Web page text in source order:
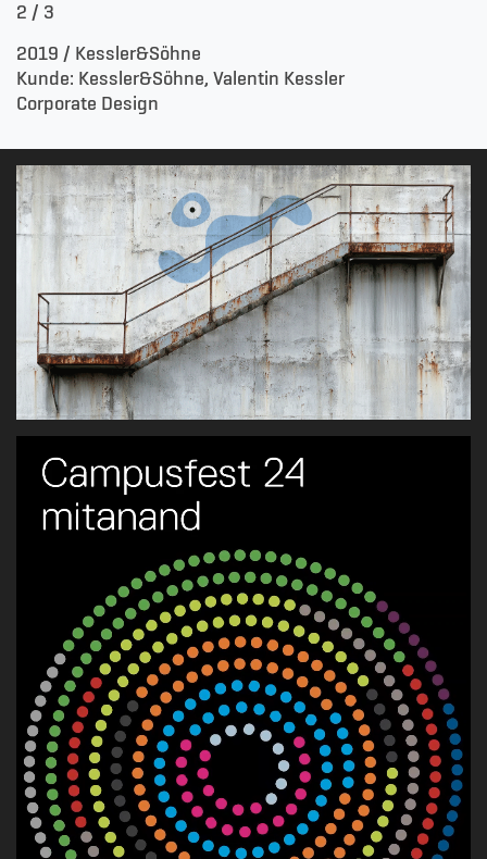
3 / 3
2019 / Kessler&Söhne
Kunde: Kessler&Söhne, Valentin Kessler
Corporate Design